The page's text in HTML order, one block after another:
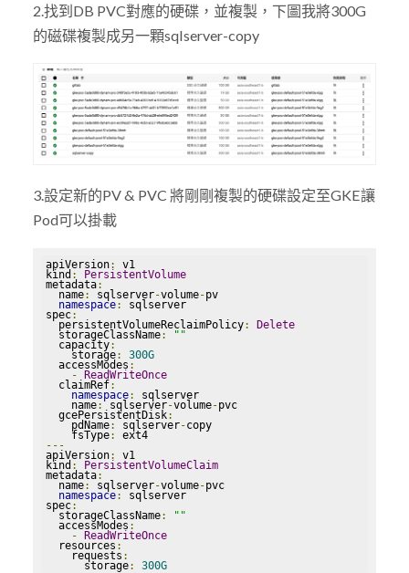
2.找到DB PVC對應的硬碟，並複製，下圖我將300G
的磁碟複製成另一顆sqlserver-copy
3.設定新的PV & PVC 將剛剛複製的硬碟設定至GKE讓
Pod可以掛載
apiVersion: v1
kind : PersistentVolume
metadata:
  name
: sqlserver-volume-pv
namespace: sqlserver
spec:
  persistentVolumeReclaimPolicy
: Delete
  storageClassName
: ""
  capacity
:
    storage
: 300G
  accessModes
:
- ReadWriteOnce
  claimRef
:
namespace: sqlserver
    name
: sqlserver-volume-pvc
  gcePersistentDisk
:
    pdName
: sqlserver-copy
    fsType
:
---
apiVersion: v1
kind : PersistentVolumeClaim
metadata:
  name
: sqlserver-volume-pvc
namespace: sqlserver
spec:
  storageClassName
: ""
  accessModes
:
- ReadWriteOnce
  resources
:
    requests
:
      storage
: 300G